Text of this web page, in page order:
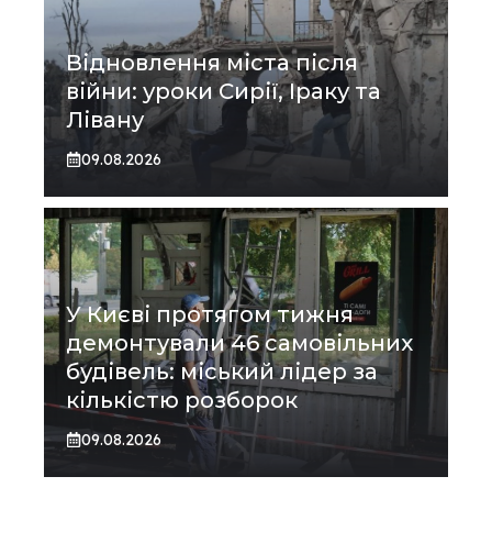
Відновлення міста після
війни: уроки Сирії, Іраку та
Лівану
09.08.2026
У Києві протягом тижня
демонтували 46 самовільних
будівель: міський лідер за
кількістю розборок
09.08.2026